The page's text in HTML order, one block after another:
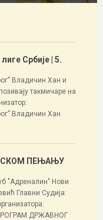
Србије | 5.
Владичин Хан и
такмичаре на
Владичин Хан
ПЕЊАЊУ
"Адреналин" Нови
Главни Судија:
ДРЖАВНОГ